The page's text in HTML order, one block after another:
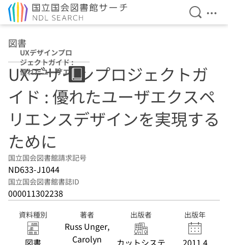
検索を
メ
図書
UXデザインプロ
ジェクトガイド :
優れたユーザエク
スペリエンスデザ
インを実現するた
めに
UXデザインプロジェクトガ
イド : 優れたユーザエクスペ
リエンスデザインを実現する
ために
国立国会図書館請求記号
ND633-J1044
国立国会図書館書誌ID
000011302238
資料種別
図書
著者
Russ Unger,
Carolyn
出版者
カットシステ
出版年
2011.4